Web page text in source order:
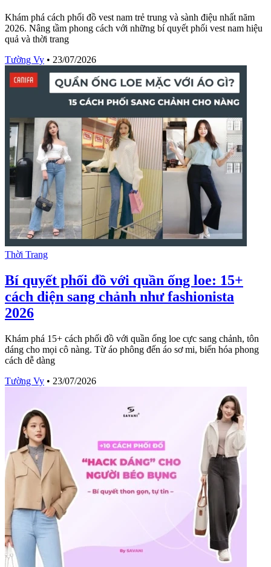
Khám phá cách phối đồ vest nam trẻ trung và sành điệu nhất năm
2026. Nâng tầm phong cách với những bí quyết phối vest nam hiệu
quả và thời trang
Tường Vy • 23/07/2026
Thời Trang
Bí quyết phối đồ với quần ống loe: 15+
cách diện sang chảnh như fashionista
2026
Khám phá 15+ cách phối đồ với quần ống loe cực sang chảnh, tôn
dáng cho mọi cô nàng. Từ áo phông đến áo sơ mi, biến hóa phong
cách dễ dàng
Tường Vy • 23/07/2026